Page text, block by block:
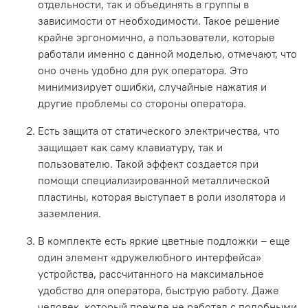
отдельности, так и объединять в группы в
зависимости от необходимости. Такое решение
крайне эргономично, а пользователи, которые
работали именно с данной моделью, отмечают, что
оно очень удобно для рук оператора. Это
минимизирует ошибки, случайные нажатия и
другие проблемы со стороны оператора.
Есть защита от статического электричества, что
защищает как саму клавиатуру, так и
пользователю. Такой эффект создается при
помощи специализированной металлической
пластины, которая выступает в роли изолятора и
заземления.
В комплекте есть яркие цветные подложки – еще
один элемент «дружелюбного интерфейса»
устройства, рассчитанного на максимальное
удобство для оператора, быструю работу. Даже